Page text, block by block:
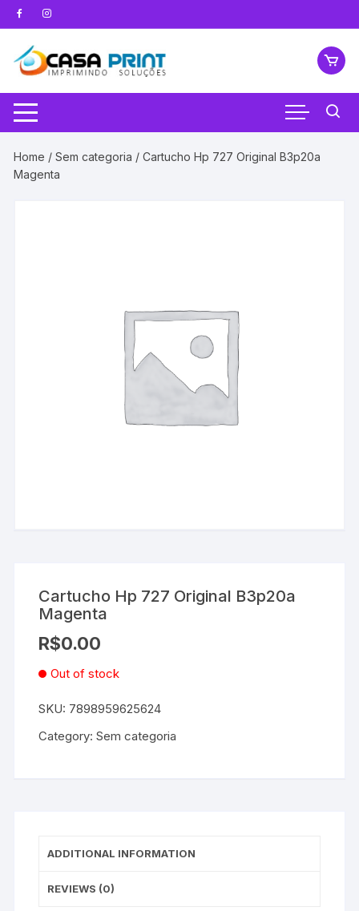
Pular
para
conteúdo
Home /Sem categoria / Cartucho Hp 727 Original B3p20a
Magenta
Cartucho Hp 727 Original B3p20a
Magenta
R$0.00
Out of stock
SKU: 7898959625624
Category:Sem categoria
ADDITIONAL INFORMATION
REVIEWS (0)